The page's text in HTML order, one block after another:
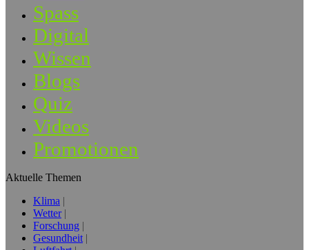
Spass
Digital
Wissen
Blogs
Quiz
Videos
Promotionen
Aktuelle Themen
Klima
Wetter
Forschung
Gesundheit